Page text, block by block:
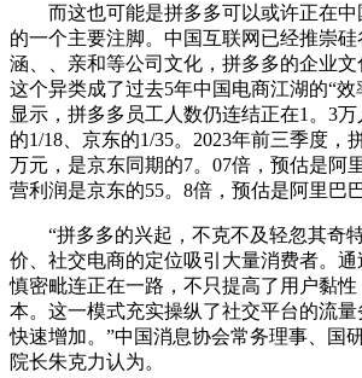
而这也可能是拼多多可以或许正在中
的一个主要注脚。中国互联网已经推崇
涵、、亲和等公司文化，拼多多的企业
这个异类成了过去5年中国电商江湖的“效
显示，拼多多员工人数仍连结正在1。3
的1/18、京东的1/35。2023年前三季度，
万元，是京东同期的7。07倍，预估是阿
营利润是京东的55。8倍，预估是阿里巴
“拼多多的兴起，不克不及轻忽其奇
价、社交电商的定位吸引大量消费者。
慎密毗连正在一路，不只提高了用户黏
本。这一模式充实操纵了社交平台的流
快速增加。”中国消息协会常务理事、国
院长朱克力认为。